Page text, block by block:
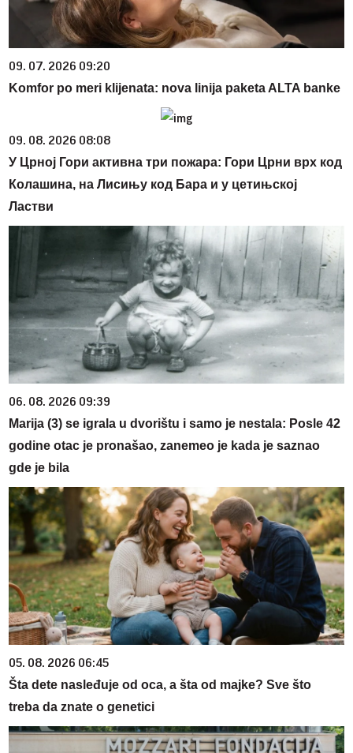
09. 07. 2026 09:20
Komfor po meri klijenata: nova linija paketa ALTA banke
09. 08. 2026 08:08
У Црној Гори активна три пожара: Гори Црни врх код
Колашина, на Лисињу код Бара и у цетињској
Ластви
06. 08. 2026 09:39
Marija (3) se igrala u dvorištu i samo je nestala: Posle 42
godine otac je pronašao, zanemeo je kada je saznao
gde je bila
05. 08. 2026 06:45
Šta dete nasleđuje od oca, a šta od majke? Sve što
treba da znate o genetici